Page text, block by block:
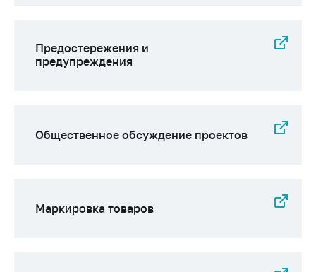
Предостережения и
предупреждения
Общественное обсуждение проектов
Маркировка товаров